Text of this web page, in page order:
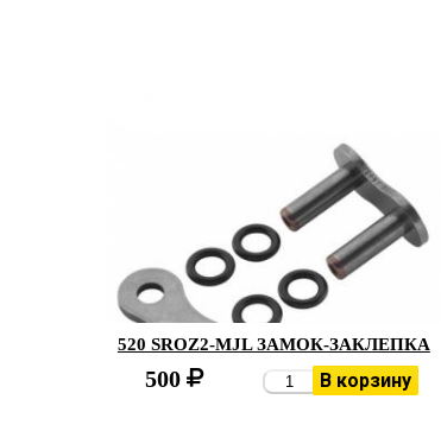
520 SROZ2-MJL ЗАМОК-ЗАКЛЕПКА
500 В корзину